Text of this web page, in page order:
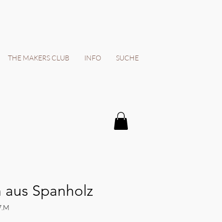
THE MAKERS CLUB INFO SUCHE
aus Spanholz